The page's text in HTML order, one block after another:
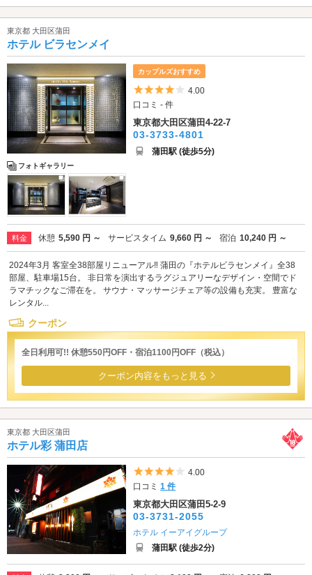
東京都 大田区蒲田
ホテル ビラセンメイ
フォトギャラリー
カップルズおすすめ
5つ星のうち4
4.00
口コミ - 件
東京都大田区蒲田4-22-7
03-3733-4801
蒲田駅 (徒歩5分)
料金 休憩 5,590 円 ～ サービスタイム 9,660 円 ～ 宿泊 10,240 円 ～
2024年3月 客室全38部屋リニューアル‼ 蒲田の『ホテルビラセンメイ』全38
部屋、駐車場15台。 非日常を演出するラグジュアリーなデザイン・空間でド
ラマチックなご滞在を。 サウナ・マッサージチェア等の設備も充実。 豊富な
レンタル...
クーポン
全日利用可!! 休憩550円OFF・宿泊1100円OFF（税込）
クーポン内容をもっと見る
東京都 大田区蒲田
ホテル彩 蒲田店
5つ星のうち4
4.00
口コミ1 件
東京都大田区蒲田5-2-9
03-3731-2055
ホテル イーアイグループ
蒲田駅 (徒歩2分)